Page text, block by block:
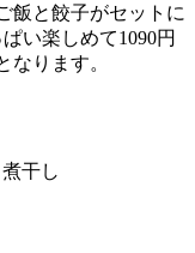
飯と餃子がセットに
い楽しめて1090円
なります。
干し